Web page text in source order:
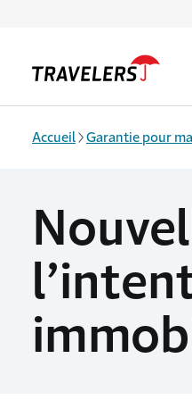
Accueil Garantie pour